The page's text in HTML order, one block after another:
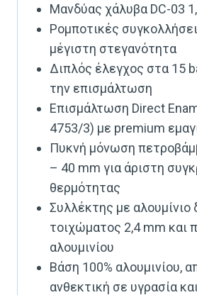
Μανδύας χάλυβα DC-03
Ρομποτικές
μέγιστη στεγανότητα
Διπλός έλεγχος στα 15
την επισμάλτωση
Επισμάλτωση Direct
4753/3) με premium
Πυκνή μόνωση
– 40 mm για άριστη
θερμότητας
Συλλέκτης με αλουμίνιο
τοιχώματος 2,4 mm και
αλουμινίου
Βάση 100% αλουμινίου,
ανθεκτική σε υγρασία